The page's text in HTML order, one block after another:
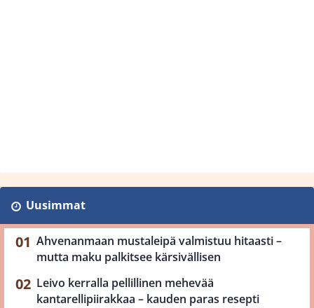
Uusimmat
Ahvenanmaan mustaleipä valmistuu hitaasti –
mutta maku palkitsee kärsivällisen
Leivo kerralla pellillinen mehevää
kantarellipiirakkaa – kauden paras resepti